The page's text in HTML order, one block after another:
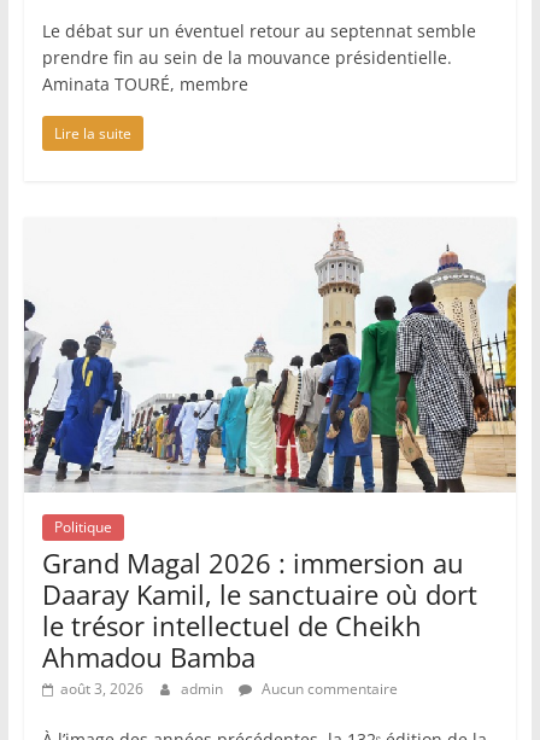
Le débat sur un éventuel retour au septennat semble
prendre fin au sein de la mouvance présidentielle.
Aminata TOURÉ, membre
Lire la suite
Politique
Grand Magal 2026 : immersion au
Daaray Kamil, le sanctuaire où dort
le trésor intellectuel de Cheikh
Ahmadou Bamba
août 3, 2026 admin Aucun commentaire